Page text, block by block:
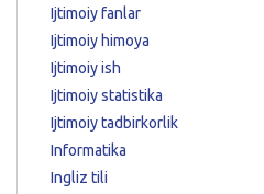
Ijtimoiy fanlar
Ijtimoiy himoya
Ijtimoiy ish
Ijtimoiy statistika
Ijtimoiy tadbirkorlik
Informatika
Ingliz tili